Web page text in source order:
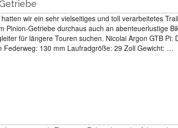
wir ein sehr vielseitiges und toll verarbeitetes
Pinion-Getriebe durchaus auch an abenteuerlustige
für längere Touren suchen. Nicolai Argon GTB Pi:
Federweg: 130 mm Laufradgröße: 29 Zoll Gewicht: …